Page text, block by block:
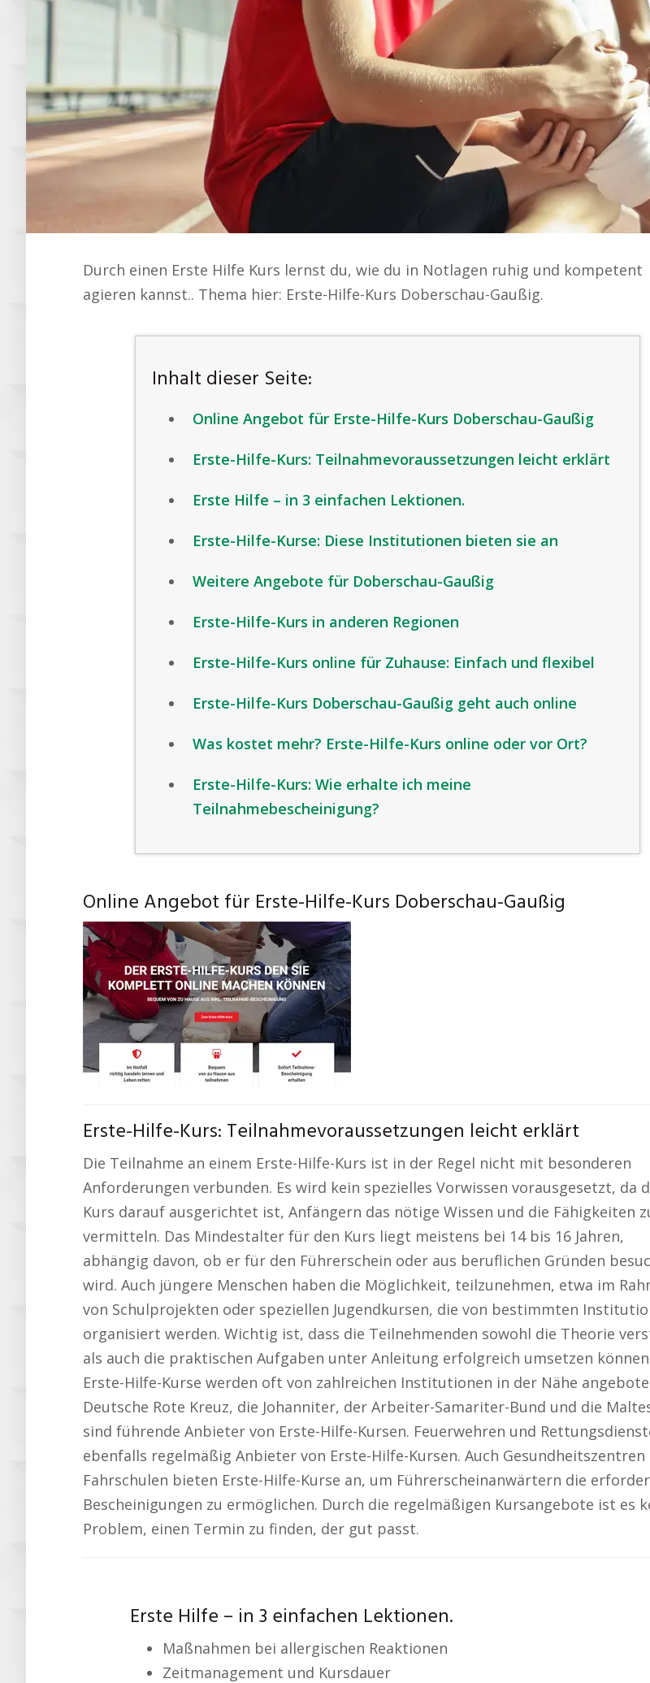
Durch einen Erste Hilfe Kurs lernst du, wie du in Notlagen ruhig und kompetent
agieren kannst.. Thema hier: Erste-Hilfe-Kurs Doberschau-Gaußig.
Inhalt dieser Seite:
Online Angebot für Erste-Hilfe-Kurs Doberschau-Gaußig
Erste-Hilfe-Kurs: Teilnahmevoraussetzungen leicht erklärt
Erste Hilfe – in 3 einfachen Lektionen.
Erste-Hilfe-Kurse: Diese Institutionen bieten sie an
Weitere Angebote für Doberschau-Gaußig
Erste-Hilfe-Kurs in anderen Regionen
Erste-Hilfe-Kurs online für Zuhause: Einfach und flexibel
Erste-Hilfe-Kurs Doberschau-Gaußig geht auch online
Was kostet mehr? Erste-Hilfe-Kurs online oder vor Ort?
Erste-Hilfe-Kurs: Wie erhalte ich meine
Teilnahmebescheinigung?
Online Angebot für Erste-Hilfe-Kurs Doberschau-Gaußig
Erste-Hilfe-Kurs: Teilnahmevoraussetzungen leicht erklärt
Die Teilnahme an einem Erste-Hilfe-Kurs ist in der Regel nicht mit besonderen
Anforderungen verbunden. Es wird kein spezielles Vorwissen vorausgesetzt, da
Kurs darauf ausgerichtet ist, Anfängern das nötige Wissen und die Fähigkeiten
vermitteln. Das Mindestalter für den Kurs liegt meistens bei 14 bis 16 Jahren,
abhängig davon, ob er für den Führerschein oder aus beruflichen Gründen
wird. Auch jüngere Menschen haben die Möglichkeit, teilzunehmen, etwa im
von Schulprojekten oder speziellen Jugendkursen, die von bestimmten
organisiert werden. Wichtig ist, dass die Teilnehmenden sowohl die Theorie
als auch die praktischen Aufgaben unter Anleitung erfolgreich umsetzen
Erste-Hilfe-Kurse werden oft von zahlreichen Institutionen in der Nähe
Deutsche Rote Kreuz, die Johanniter, der Arbeiter-Samariter-Bund und die
sind führende Anbieter von Erste-Hilfe-Kursen. Feuerwehren und
ebenfalls regelmäßig Anbieter von Erste-Hilfe-Kursen. Auch Gesundheitszentren
Fahrschulen bieten Erste-Hilfe-Kurse an, um Führerscheinanwärtern die
Bescheinigungen zu ermöglichen. Durch die regelmäßigen Kursangebote ist es
Problem, einen Termin zu finden, der gut passt.
Erste Hilfe – in 3 einfachen Lektionen.
Maßnahmen bei allergischen Reaktionen
Zeitmanagement und Kursdauer